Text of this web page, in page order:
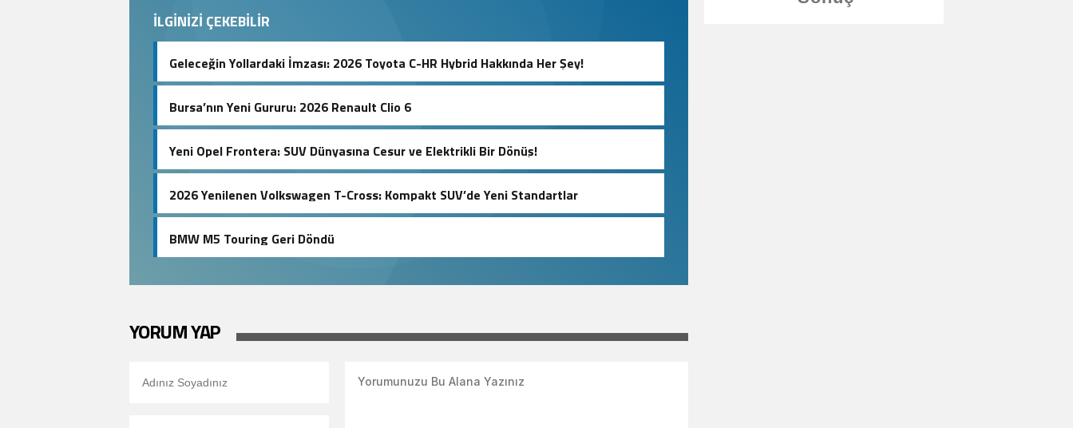
İLGİNİZİ ÇEKEBİLİR
Geleceğin Yollardaki İmzası: 2026 Toyota C-HR Hybrid Hakkında Her Şey!
Bursa’nın Yeni Gururu: 2026 Renault Clio 6
Yeni Opel Frontera: SUV Dünyasına Cesur ve Elektrikli Bir Dönüş!
2026 Yenilenen Volkswagen T-Cross: Kompakt SUV’de Yeni Standartlar
BMW M5 Touring Geri Döndü
YORUM YAP